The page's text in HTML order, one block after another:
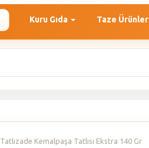
Kuru Gıda Taze Ürünler
Tatlızade Kemalpaşa Tatlısı Ekstra 140 Gr